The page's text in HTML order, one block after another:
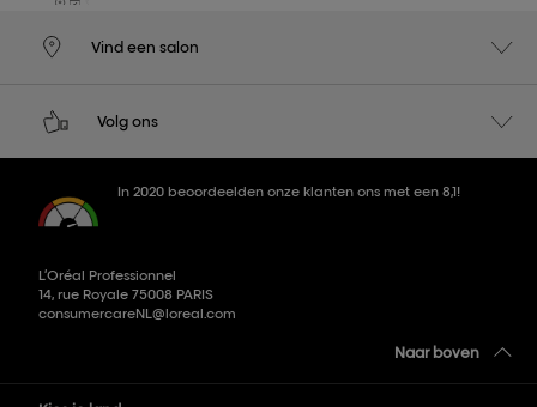
Vind een salon
Volg ons
In 2020 beoordeelden onze klanten ons met een 8,1!
L’Oréal Professionnel
14, rue Royale 75008 PARIS
consumercareNL@loreal.com
Naar boven